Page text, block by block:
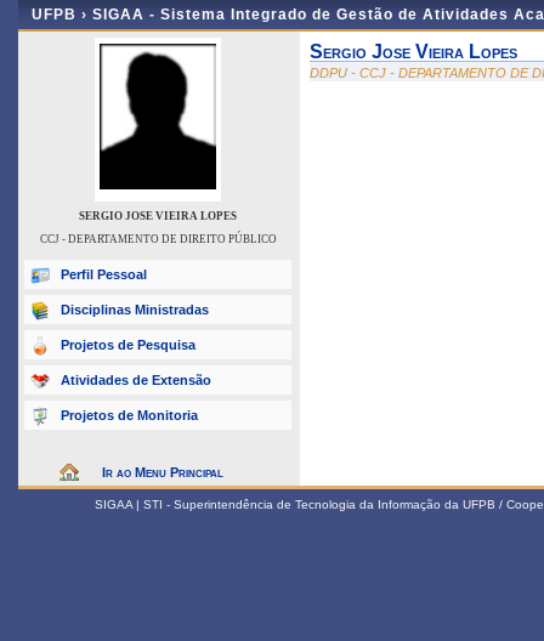
UFPB › SIGAA - Sistema Integrado de Gestão de Atividades
SERGIO JOSE VIEIRA LOPES
CCJ - DEPARTAMENTO DE DIREITO PÚBLICO
Perfil Pessoal
Disciplinas Ministradas
Projetos de Pesquisa
Atividades de Extensão
Projetos de Monitoria
Ir ao Menu Principal
Sergio Jose Vieira Lopes
DDPU - CCJ - DEPARTAMENTO DE
SIGAA | STI - Superintendência de Tecnologia da Informação da UFPB /